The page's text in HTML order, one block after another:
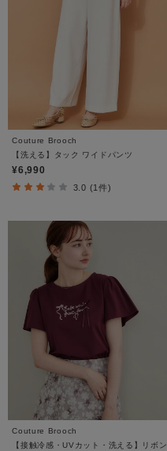
Couture Brooch
【洗える】タック ワイドパンツ
¥6,990
3.0 (1件)
Couture Brooch
【接触冷感・UVカット・洗える】リボン